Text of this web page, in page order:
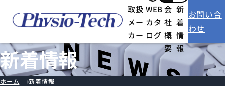
取扱
メー
カー
WEB
カタ
ログ
会
社
概
要
新
着
情
報
お問い合
わせ
新着情報
ホーム 新着情報